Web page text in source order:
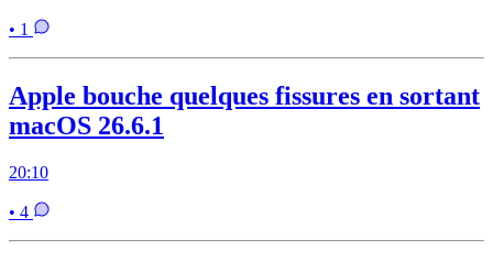
• 1
Apple bouche quelques fissures en sortant
macOS 26.6.1
20:10
• 4